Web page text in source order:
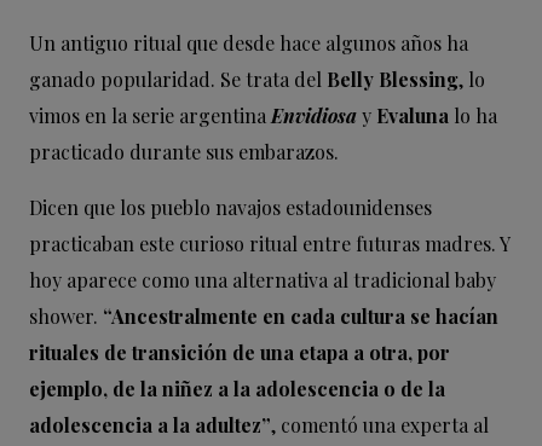
Un antiguo ritual que desde hace algunos años ha
ganado popularidad. Se trata del Belly Blessing, lo
vimos en la serie argentinaEnvidiosay Evaluna lo ha
practicado durante sus embarazos.
Dicen que los pueblo navajos estadounidenses
practicaban este curioso ritual entre futuras madres. Y
hoy aparece como una alternativa al tradicional baby
shower. “Ancestralmente en cada cultura se hacían
rituales de transición de una etapa a otra, por
ejemplo, de la niñez a la adolescencia o de la
adolescencia a la adultez”, comentó una experta al